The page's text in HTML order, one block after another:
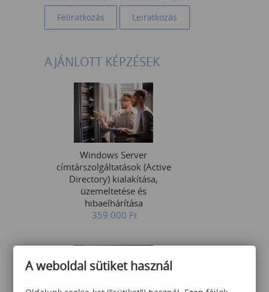
AJÁNLOTT KÉPZÉSEK
Windows Server
címtárszolgáltatások (Active
Directory) kialakítása,
üzemeltetése és
hibaelhárítása
359 000 Ft
A weboldal sütiket használ